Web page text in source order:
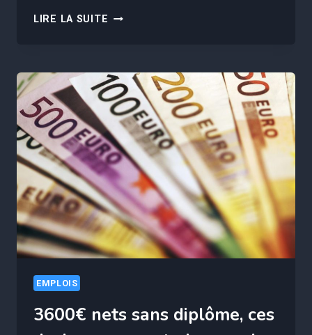
LIRE LA SUITE FRANCE
PLAN
:
VOICI
COMMENT
VOUS
ALLEZ
RETROUVER
UN
EMPLOI
APRÈS
50
ANS
EMPLOIS
3600€ nets sans diplôme, ces